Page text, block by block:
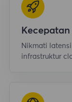
Nikmati
infrastruktur